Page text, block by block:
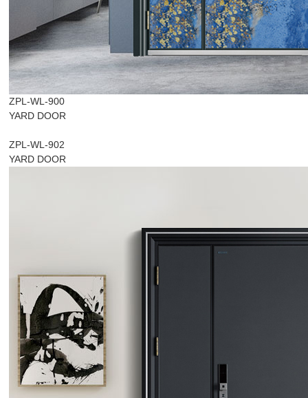
ZPL-WL-900
YARD DOOR
ZPL-WL-902
YARD DOOR